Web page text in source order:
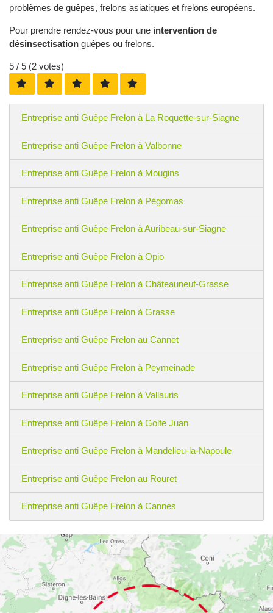
problèmes de guêpes, frelons asiatiques et frelons européens.
Pour prendre rendez-vous pour une intervention de
désinsectisation guêpes ou frelons.
5 / 5 (2 votes)
Entreprise anti Guêpe Frelon à La Roquette-sur-Siagne
Entreprise anti Guêpe Frelon à Valbonne
Entreprise anti Guêpe Frelon à Mougins
Entreprise anti Guêpe Frelon à Pégomas
Entreprise anti Guêpe Frelon à Auribeau-sur-Siagne
Entreprise anti Guêpe Frelon à Opio
Entreprise anti Guêpe Frelon à Châteauneuf-Grasse
Entreprise anti Guêpe Frelon à Grasse
Entreprise anti Guêpe Frelon au Cannet
Entreprise anti Guêpe Frelon à Peymeinade
Entreprise anti Guêpe Frelon à Vallauris
Entreprise anti Guêpe Frelon à Golfe Juan
Entreprise anti Guêpe Frelon à Mandelieu-la-Napoule
Entreprise anti Guêpe Frelon au Rouret
Entreprise anti Guêpe Frelon à Cannes